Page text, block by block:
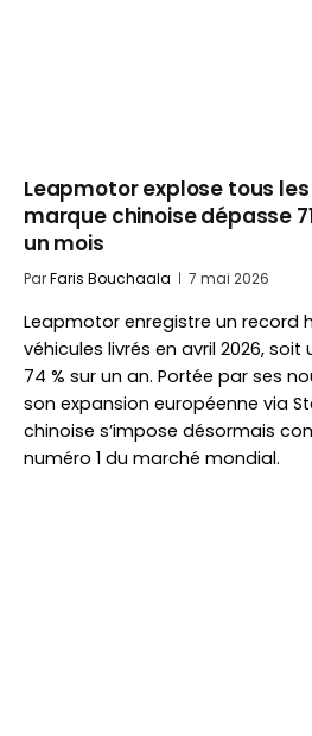
Leapmotor explose tous
marque chinoise dépasse
un mois
ParFaris Bouchaala 7 mai 2026
Leapmotor enregistre un record
véhicules livrés en avril 2026,
74 % sur un an. Portée par ses
son expansion européenne via
chinoise s’impose désormais
numéro 1 du marché mondial.